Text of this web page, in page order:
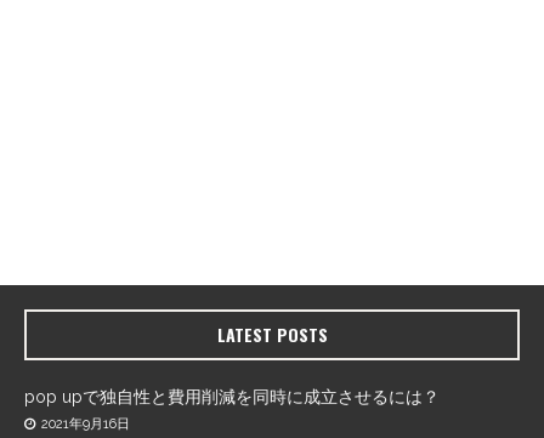
LATEST POSTS
pop upで独自性と費用削減を同時に成立させるには？
2021年9月16日